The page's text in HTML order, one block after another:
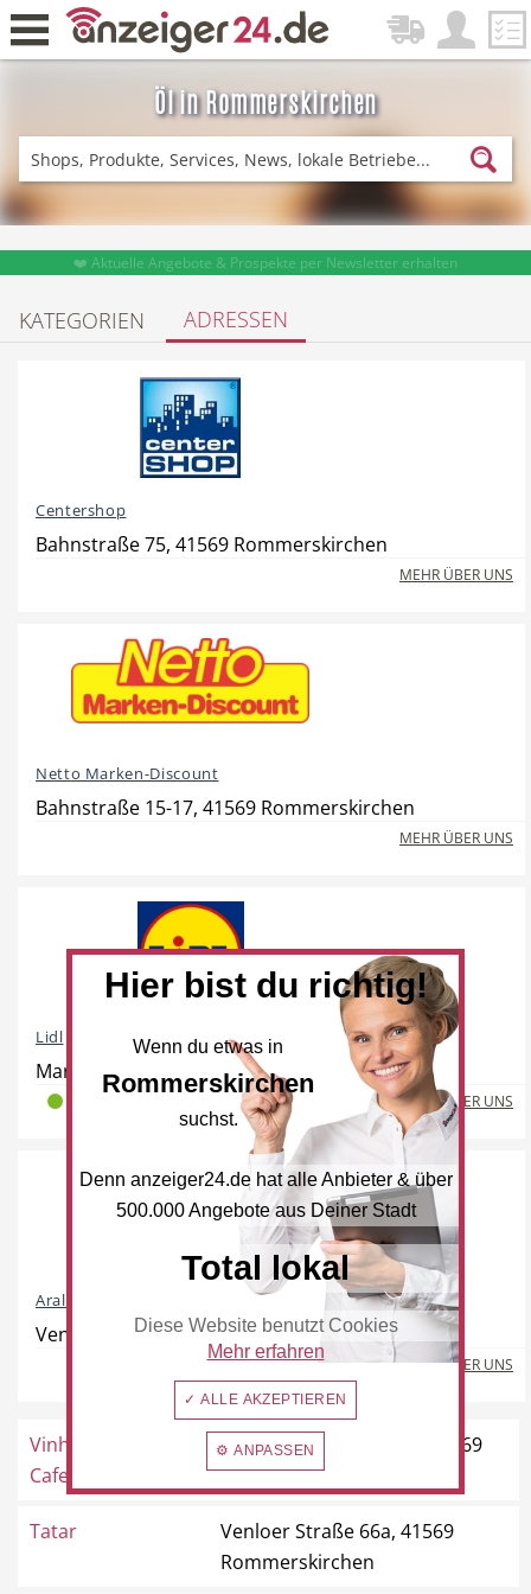
Öl in Rommerskirchen
Zurück
Fitness & Sport Einkaufen
DE-News News
Restaurant
Beauty & Wellness
Handwerk Sport & Freizeit
Gesundheit Dienstleistungen
Freie Berufe Lokale Empfehlungen
❤️ Aktuelle Angebote & Prospekte per Newsletter erhalten
KATEGORIEN ADRESSEN
Centershop
Bahnstraße 75, 41569 Rommerskirchen
MEHR ÜBER UNS
Netto Marken-Discount
Bahnstraße 15-17, 41569 Rommerskirchen
MEHR ÜBER UNS
Lidl
Mariannenpark 1, 41569 Rommerskirchen
MEHR ÜBER UNS
Aral und REWE To Go
Venloer Straße 143, 41569 Rommerskirchen
MEHR ÜBER UNS
Vinhoteca Centro
Cafe
Rudolf-Diesel-Straße 2, 41569
Rommerskirchen
Tatar
Venloer Straße 66a, 41569
Rommerskirchen
Hier bist du richtig!
Wenn du etwas in
Rommerskirchen
suchst.
Denn anzeiger24.de hat alle Anbieter & über
500.000 Angebote aus Deiner Stadt
Total lokal
Diese Website benutzt Cookies
Mehr erfahren
✓ ALLE AKZEPTIEREN
⚙ ANPASSEN